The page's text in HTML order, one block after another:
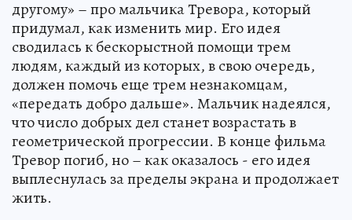
другому» – про мальчика Тревора, который
придумал, как изменить мир. Его идея
сводилась к бескорыстной помощи трем
людям, каждый из которых, в свою очередь,
должен помочь еще трем незнакомцам,
«передать добро дальше». Мальчик надеялся,
что число добрых дел станет возрастать в
геометрической прогрессии. В конце фильма
Тревор погиб, но – как оказалось - его идея
выплеснулась за пределы экрана и продолжает
жить.